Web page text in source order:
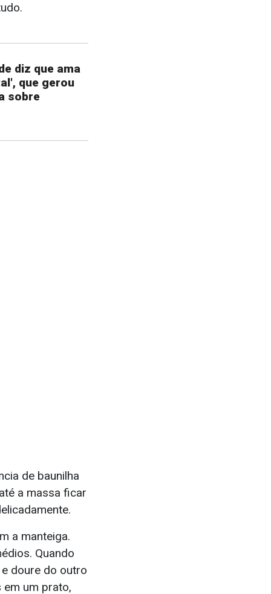
diz que ama
que gerou
sobre
de baunilha
a massa ficar
a manteiga.
Quando
doure do outro
em um prato,